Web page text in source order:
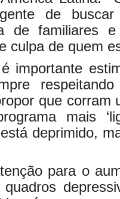
de
de familiares
culpa de quem
importante
que corram
mais
deprimido,
para o